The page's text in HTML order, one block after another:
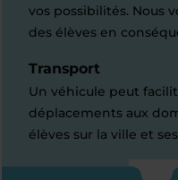
vos possibilités. Nous
des élèves en
Transport
Un véhicule peut
déplacements aux
élèves sur la ville et